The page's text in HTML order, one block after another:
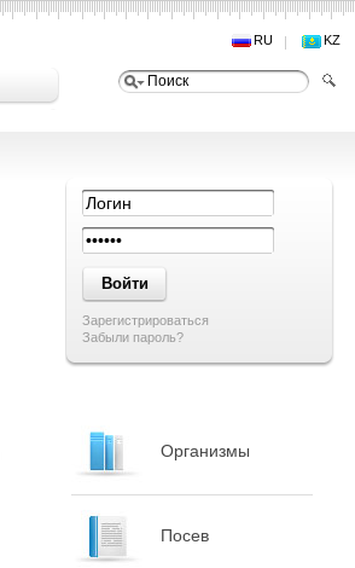
RU KZ
Зарегистрироваться
Забыли пароль?
Организмы
Посев